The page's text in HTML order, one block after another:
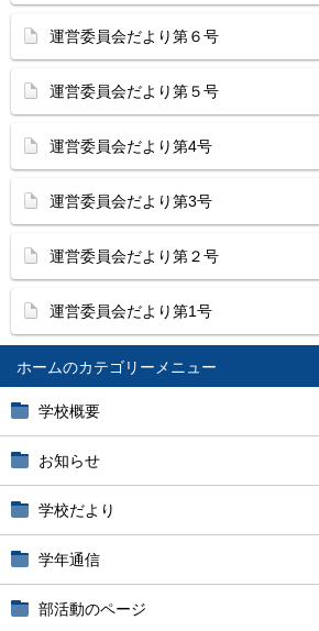
ホーム
学校概要
お知らせ
学校だより
学年通信
部活動のページ
運営委員会だより第６号
運営委員会だより第５号
運営委員会だより第4号
運営委員会だより第3号
運営委員会だより第２号
運営委員会だより第1号